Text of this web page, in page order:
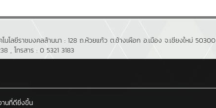
นโลยีราชมงคลล้านนา : 128 ถ.ห้วยแก้ว ต.ช้างเผือก อ.เมือง จ.เชียงใหม่ 50300
, โทรสาร : 0 5321 3183
านที่ดียิ่งขึ้น